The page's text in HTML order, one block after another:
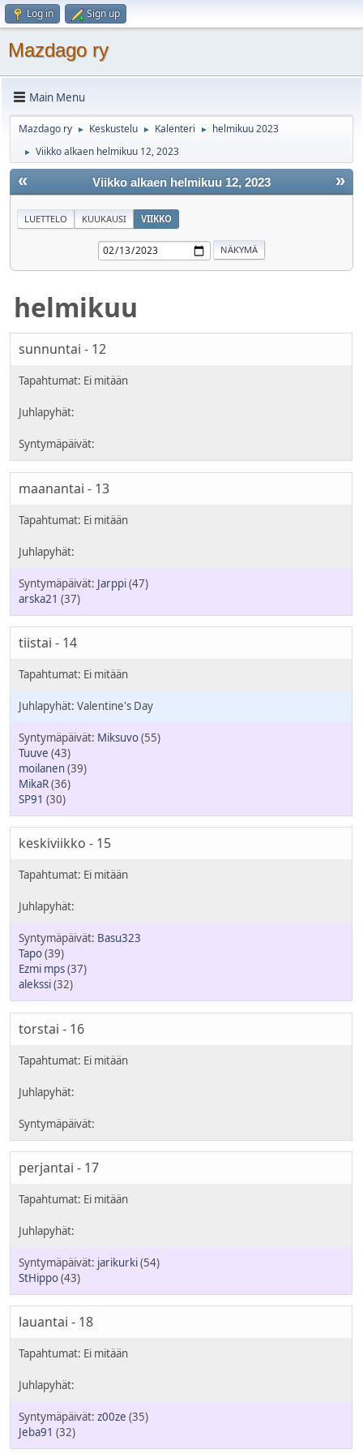
Log in Sign up
Mazdago ry
Main Menu
Mazdago ry ► Keskustelu ► Kalenteri ► helmikuu 2023
► Viikko alkaen helmikuu 12, 2023
« »
Viikko alkaen helmikuu 12, 2023
LUETTELO KUUKAUSI VIIKKO
helmikuu
sunnuntai - 12
maanantai - 13
Jarppi(47)
arska21 (37)
tiistai - 14
Valentine's Day
Miksuvo(55)
Tuuve (43)
moilanen(39)
MikaR(36)
SP91 (30)
keskiviikko - 15
Basu323
Tapo(39)
Ezmi mps(37)
alekssi(32)
torstai - 16
perjantai - 17
jarikurki(54)
StHippo(43)
lauantai - 18
z00ze (35)
Jeba91 (32)